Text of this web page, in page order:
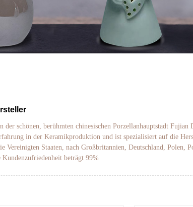
schönen, berühmten chinesischen Porzellanhauptstadt
in der Keramikproduktion und ist spezialisiert auf die
Vereinigten Staaten, nach Großbritannien, Deutschland, Polen,
beträgt 99%